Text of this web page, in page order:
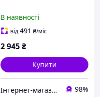
В наявності
від491 ₴/міс
2 945₴
Купити
Інтернет-магазин "Carmen" 98%